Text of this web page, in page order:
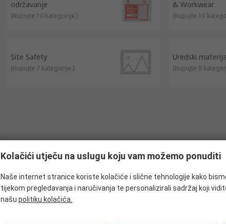
održavanje
(Kupujte 10 kategorije.)
& Workwear
(Kupujte 11
Site Safety
(Kupujte 7 kategorije.)
Uredski
(Kupujte 8
Kolačići utječu na uslugu koju vam možemo ponuditi
Naše internet stranice koriste kolačiće i slične tehnologije kako
tijekom pregledavanja i naručivanja te personalizirali sadržaj koji
našu politiku kolačića.